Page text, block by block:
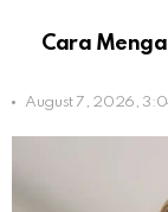
Cara
August 7, 2026,